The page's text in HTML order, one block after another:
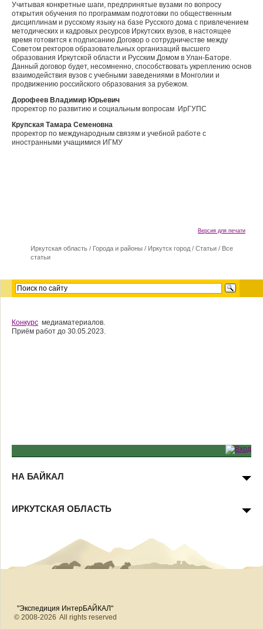
Учитывая конкретные шаги, предпринятые вузами по вопросу
открытия обучения по программам подготовки по общественным
дисциплинам и русскому языку на базе Русского дома с привлечением
методических и кадровых ресурсов Иркутских вузов, в настоящее
время готовится к подписанию Договор о сотрудничестве между
Советом ректоров образовательных организаций высшего
образования Иркутской области и Русским Домом в Улан-Баторе.
Данный договор будет, несомненно, способствовать укреплению основ
взаимодействия вузов с учебными заведениями в Монголии и
продвижению российского образования за рубежом.
Дорофеев Владимир Юрьевич
проректор по развитию и социальным вопросам ИрГУПС
Крупская Тамара Семеновна
проректор по международным связям и учебной работе с
иностранными учащимися ИГМУ
Версия для печати
Иркутская область / Города и районы / Иркутск город / Статьи / Все
статьи
Конкурс медиаматериалов.
Приём работ до 30.05.2023.
НА БАЙКАЛ
ИРКУТСКАЯ ОБЛАСТЬ
"Экспедиция ИнтерБАЙКАЛ"
© 2008-2026 All rights reserved